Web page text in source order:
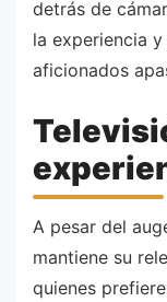
detrás de
la experiencia
aficionados
A pesar del
mantiene su
quienes